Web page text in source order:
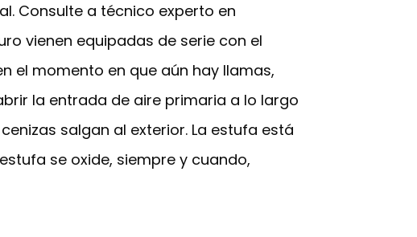
Consulte a técnico experto en
vienen equipadas de serie con el
el momento en que aún hay llamas,
la entrada de aire primaria a lo largo
salgan al exterior. La estufa está
se oxide, siempre y cuando,